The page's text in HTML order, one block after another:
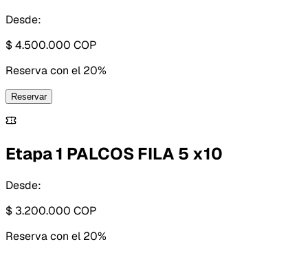
Desde:
$ 4.500.000 COP
Reserva con el 20%
Reservar
Etapa 1 PALCOS FILA 5 x10
Desde:
$ 3.200.000 COP
Reserva con el 20%